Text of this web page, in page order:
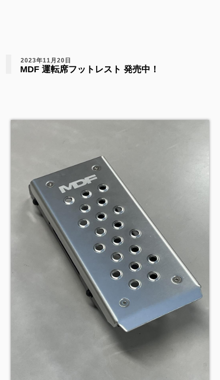
2023年11月20日
MDF 運転席フットレスト 発売中！